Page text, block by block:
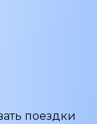
поездки